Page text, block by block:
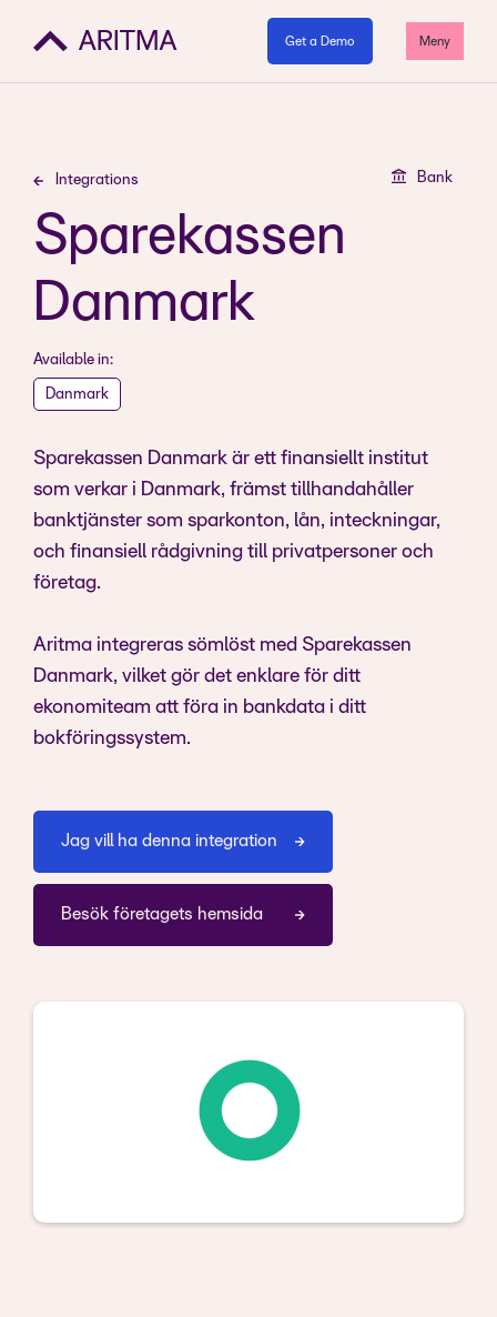
Get a Demo Meny
Integrations Bank
Sparekassen
Danmark
Available in:
Danmark
Sparekassen Danmark är ett finansiellt institut
som verkar i Danmark, främst tillhandahåller
banktjänster som sparkonton, lån, inteckningar,
och finansiell rådgivning till privatpersoner och
företag.
Aritma integreras sömlöst med Sparekassen
Danmark, vilket gör det enklare för ditt
ekonomiteam att föra in bankdata i ditt
bokföringssystem.
Jag vill ha denna integration
Besök företagets hemsida